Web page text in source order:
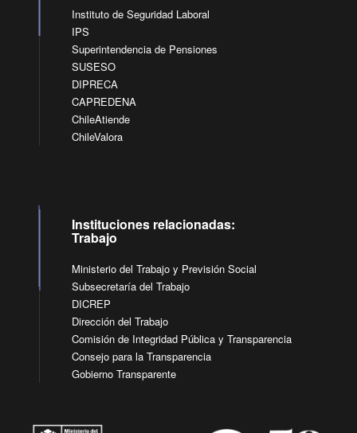
Instituto de Seguridad Laboral
IPS
Superintendencia de Pensiones
SUSESO
DIPRECA
CAPREDENA
ChileAtiende
ChileValora
Instituciones relacionadas:
Trabajo
Ministerio del Trabajo y Previsión Social
Subsecretaría del Trabajo
DICREP
Dirección del Trabajo
Comisión de Integridad Pública y Transparencia
Consejo para la Transparencia
Gobierno Transparente